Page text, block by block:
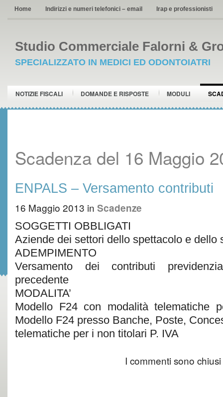
Home Indirizzi e numeri telefonici – email Irap e professionisti
Studio Commerciale Falorni &
SPECIALIZZATO IN MEDICI ED ODONTOIATRI
NOTIZIE FISCALI DOMANDE E RISPOSTE MODULI
Scadenza del 16 Maggio
ENPALS – Versamento contributi
16 Maggio 2013 in Scadenze
SOGGETTI OBBLIGATI
Aziende dei settori dello spettacolo e dello
ADEMPIMENTO
Versamento dei contributi
precedente
MODALITA’
Modello F24 con modalità telematiche
Modello F24 presso Banche, Poste,
telematiche per i non titolari P. IVA
I commenti sono chiusi